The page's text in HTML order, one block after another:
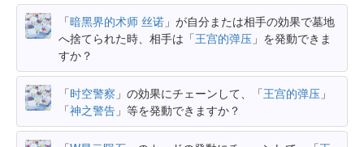
「暗黑界的术师 丝诺 」が自分または相手の効果で墓地
へ捨てられた時、相手は「王宫的弹压 」を発動できま
すか？
「时空警察 」の効果にチェーンして、「王宫的弹压 」
「神之警告 」等を発動できますか？